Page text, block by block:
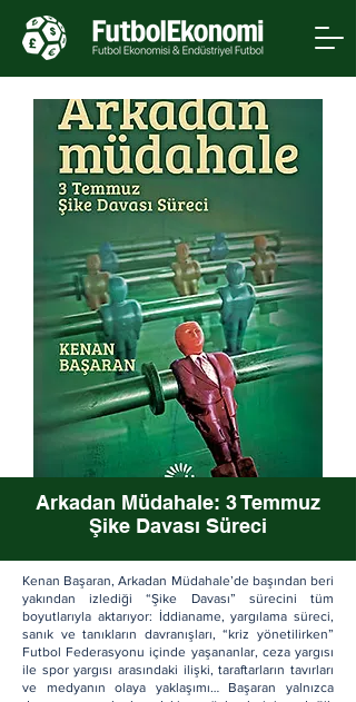
Arkadan Müdahale: 3 Temmuz
Şike Davası Süreci
Kenan Başaran, Arkadan Müdahale’de başından beri
yakından izlediği “Şike Davası” sürecini tüm
boyutlarıyla aktarıyor: İddianame, yargılama süreci,
sanık ve tanıkların davranışları, “kriz yönetilirken”
Futbol Federasyonu içinde yaşananlar, ceza yargısı
ile spor yargısı arasındaki ilişki, taraftarların tavırları
ve medyanın olaya yaklaşımı… Başaran yalnızca